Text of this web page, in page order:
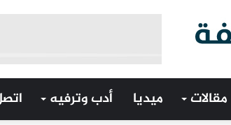
مقالات ميديا أدب وترفيه